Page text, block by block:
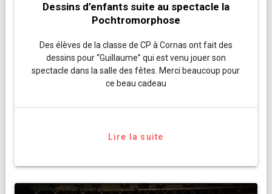
Dessins d’enfants suite au spectacle la
Pochtromorphose
Des élèves de la classe de CP à Cornas ont fait des
dessins pour “Guillaume” qui est venu jouer son
spectacle dans la salle des fêtes. Merci beaucoup pour
ce beau cadeau
Lire la suite